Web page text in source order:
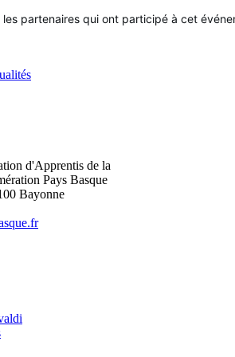
partenaires qui ont participé à cet
d'Apprentis de la
Pays Basque
Bayonne